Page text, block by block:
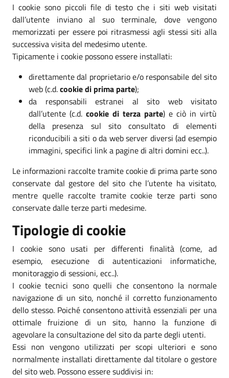
I cookie sono piccoli file di testo che i siti web visitati
dall’utente inviano al suo terminale, dove vengono
memorizzati per essere poi ritrasmessi agli stessi siti alla
successiva visita del medesimo utente.
Tipicamente i cookie possono essere installati:
direttamente dal proprietario e/o responsabile del sito
web (c.d.cookie di prima parte);
da responsabili estranei al sito web visitato
dall’utente (c.d. cookie di terza parte) e ciò in virtù
della presenza sul sito consultato di elementi
riconducibili a siti o da web server diversi (ad esempio
immagini, specifici link a pagine di altri domini ecc..).
Le informazioni raccolte tramite cookie di prima parte sono
conservate dal gestore del sito che l’utente ha visitato,
mentre quelle raccolte tramite cookie terze parti sono
conservate dalle terze parti medesime.
Tipologie di cookie
I cookie sono usati per differenti finalità (come, ad
esempio, esecuzione di autenticazioni informatiche,
monitoraggio di sessioni, ecc..).
I cookie tecnici sono quelli che consentono la normale
navigazione di un sito, nonché il corretto funzionamento
dello stesso. Poiché consentono attività essenziali per una
ottimale fruizione di un sito, hanno la funzione di
agevolare la consultazione del sito da parte degli utenti.
Essi non vengono utilizzati per scopi ulteriori e sono
normalmente installati direttamente dal titolare o gestore
del sito web. Possono essere suddivisi in: